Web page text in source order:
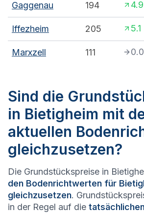
Gaggenau 194 4.9
Iffezheim 205 5.1
Marxzell 111 0.0
Sind die
in Bietigheim mit
aktuellen
gleichzusetzen?
Die Grundstückspreise in
den Bodenrichtwerten für
gleichzusetzen.
in der Regel auf die